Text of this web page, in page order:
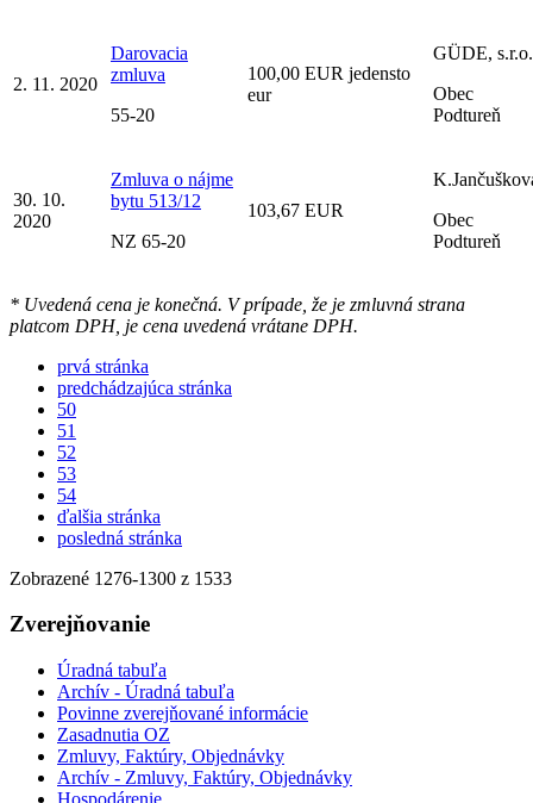
2. 11. 2020
Darovacia
zmluva
55-20
100,00 EUR jedensto
eur
GÜDE, s.r.o.
Obec
Podtureň
30. 10.
2020
Zmluva o nájme
bytu 513/12
NZ 65-20
103,67 EUR
Obec
Podtureň
* Uvedená cena je konečná. V prípade, že je zmluvná strana
platcom DPH, je cena uvedená vrátane DPH.
prvá stránka
predchádzajúca stránka
50
51
52
53
54
ďalšia stránka
posledná stránka
Zobrazené 1276-1300 z 1533
Zverejňovanie
Úradná tabuľa
Archív - Úradná tabuľa
Povinne zverejňované informácie
Zasadnutia OZ
Zmluvy, Faktúry, Objednávky
Archív - Zmluvy, Faktúry, Objednávky